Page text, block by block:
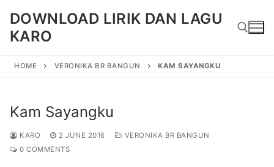
content
DOWNLOAD LIRIK DAN LAGU
KARO
HOME VERONIKA BR BANGUN KAM SAYANGKU
Kam Sayangku
KARO 2 JUNE 2016
VERONIKA BR BANGUN
0 COMMENTS